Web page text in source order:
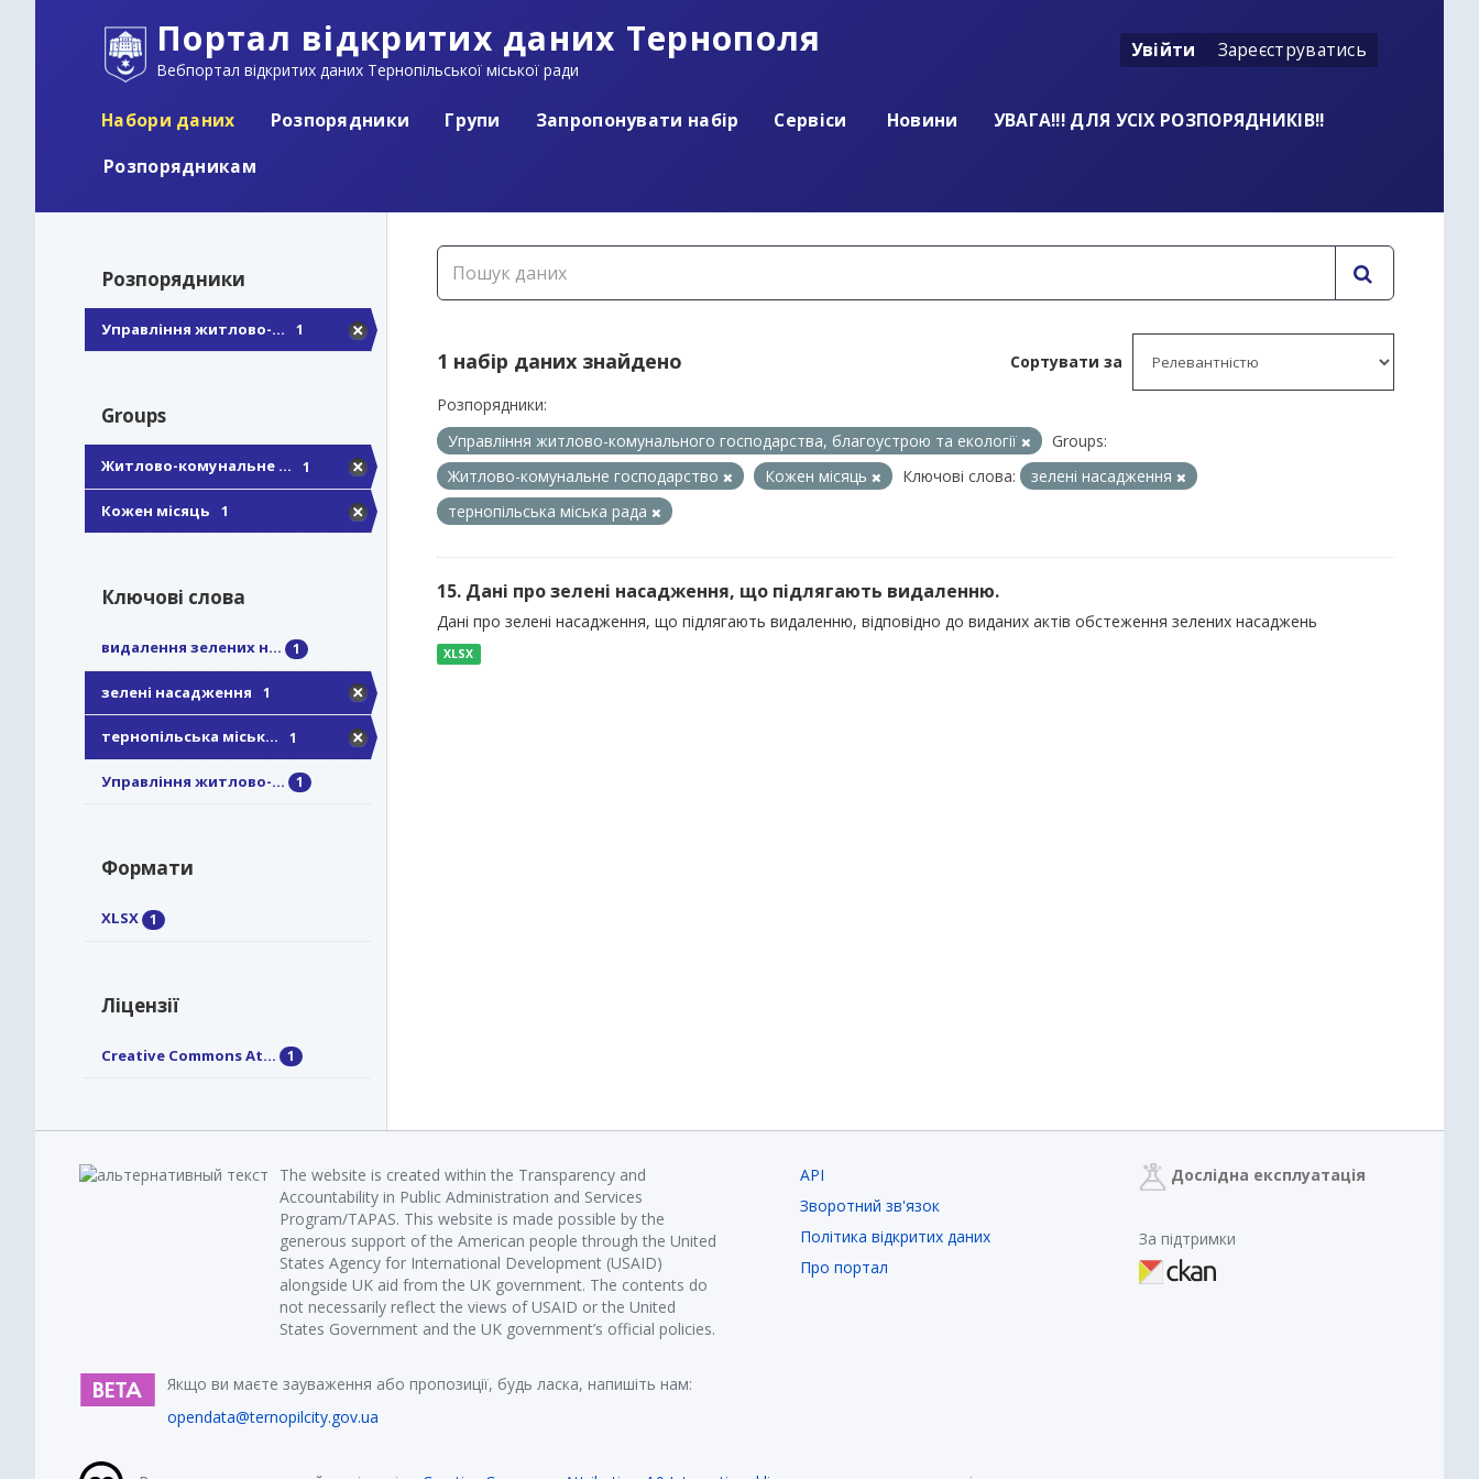
Портал відкритих даних Тернополя
Вебпортал відкритих даних Тернопільської міської ради
Увійти Зареєструватись
Набори даних Розпорядники Групи Запропонувати набір Сервіси Новини
УВАГА!!! ДЛЯ УСІХ РОЗПОРЯДНИКІВ!!
Розпорядникам
Розпорядники
Управління житлово-... 1
Groups
Житлово-комунальне ... 1
Кожен місяць 1
Ключові слова
видалення зелених н... 1
зелені насадження 1
тернопільська міськ... 1
Управління житлово-... 1
Формати
XLSX 1
Ліцензії
Creative Commons At... 1
Сортувати за
1 набір даних знайдено
Розпорядники:
Управління житлово-комунального господарства, благоустрою та екології
Groups:
Житлово-комунальне господарство
Кожен місяць Ключові слова:
зелені насадження
тернопільська міська рада
15. Дані про зелені насадження, що підлягають видаленню.
Дані про зелені насадження, що підлягають видаленню, відповідно до виданих актів обстеження зелених насаджень
XLSX
The website is created within the Transparency and
Accountability in Public Administration and Services
Program/TAPAS. This website is made possible by the
generous support of the American people through the United
States Agency for International Development (USAID)
alongside UK aid from the UK government. The contents do
not necessarily reflect the views of USAID or the United
States Government and the UK government’s official policies.
Якщо ви маєте зауваження або пропозиції, будь ласка, напишіть нам:
opendata@ternopilcity.gov.ua
API
Зворотний зв'язок
Політика відкритих даних
Про портал
Дослідна експлуатація
За підтримки